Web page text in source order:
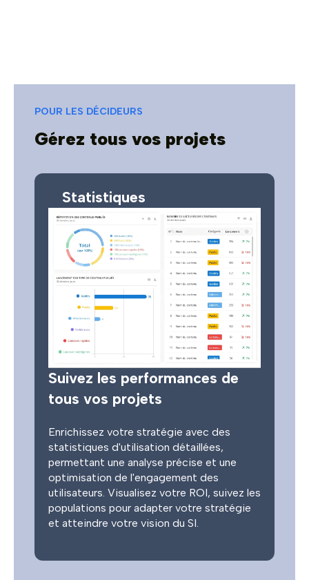
POUR LES DÉCIDEURS
Gérez tous vos projets
Statistiques
Suivez les performances de
tous vos projets
Enrichissez votre stratégie avec des
statistiques d'utilisation détaillées,
permettant une analyse précise et une
optimisation de l'engagement des
utilisateurs. Visualisez votre ROI, suivez les
populations pour adapter votre stratégie
et atteindre votre vision du SI.